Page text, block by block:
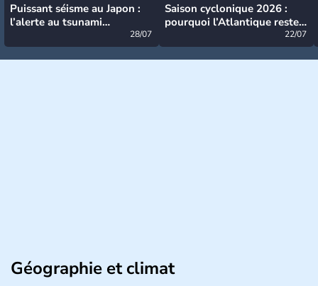
Puissant séisme au Japon :
l’alerte au tsunami
28/07
Saison cyclonique 2026 :
pourquoi l’Atlantique reste
22/07
Géographie et climat